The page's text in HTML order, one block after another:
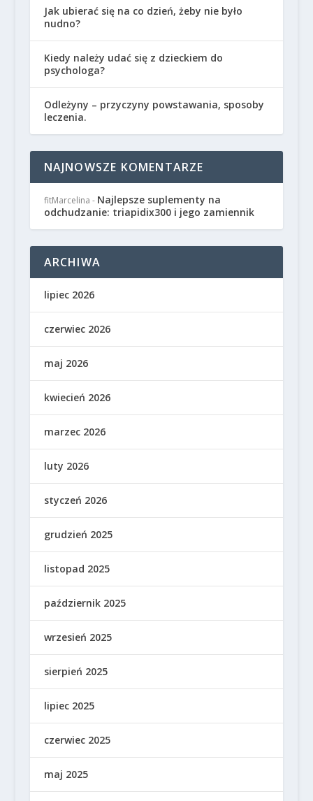
Jak ubierać się na co dzień, żeby nie było
nudno?
Kiedy należy udać się z dzieckiem do
psychologa?
Odleżyny – przyczyny powstawania, sposoby
leczenia.
NAJNOWSZE KOMENTARZE
fitMarcelina - Najlepsze suplementy na
odchudzanie: triapidix300 i jego zamiennik
ARCHIWA
lipiec 2026
czerwiec 2026
maj 2026
kwiecień 2026
marzec 2026
luty 2026
styczeń 2026
grudzień 2025
listopad 2025
październik 2025
wrzesień 2025
sierpień 2025
lipiec 2025
czerwiec 2025
maj 2025